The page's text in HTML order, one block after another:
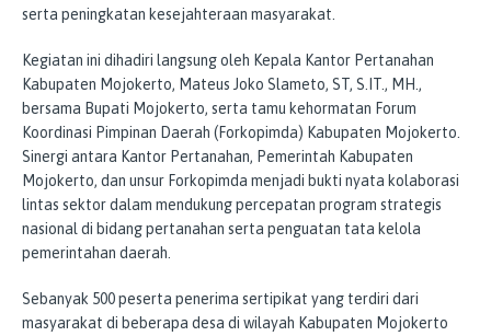
serta peningkatan kesejahteraan masyarakat.
Kegiatan ini dihadiri langsung oleh Kepala Kantor Pertanahan
Kabupaten Mojokerto, Mateus Joko Slameto, ST, S.IT., MH.,
bersama Bupati Mojokerto, serta tamu kehormatan Forum
Koordinasi Pimpinan Daerah (Forkopimda) Kabupaten Mojokerto.
Sinergi antara Kantor Pertanahan, Pemerintah Kabupaten
Mojokerto, dan unsur Forkopimda menjadi bukti nyata kolaborasi
lintas sektor dalam mendukung percepatan program strategis
nasional di bidang pertanahan serta penguatan tata kelola
pemerintahan daerah.
Sebanyak 500 peserta penerima sertipikat yang terdiri dari
masyarakat di beberapa desa di wilayah Kabupaten Mojokerto